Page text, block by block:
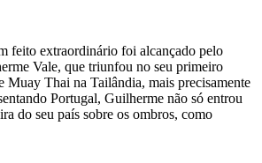
feito extraordinário foi alcançado pelo
Vale, que triunfou no seu primeiro
Muay Thai na Tailândia, mais precisamente
Portugal, Guilherme não só entrou
do seu país sobre os ombros, como